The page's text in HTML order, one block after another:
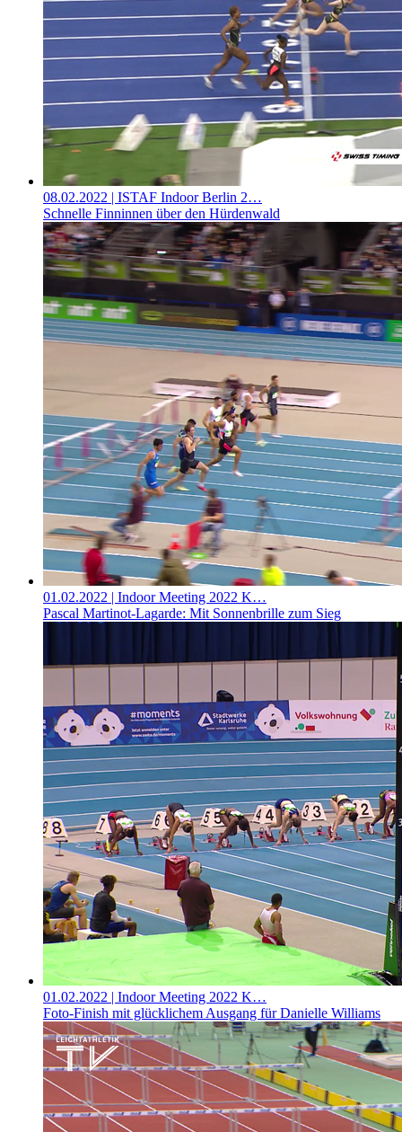
08.02.2022 | ISTAF Indoor Berlin 2…
Schnelle Finninnen über den Hürdenwald
01.02.2022 | Indoor Meeting 2022 K…
Pascal Martinot-Lagarde: Mit Sonnenbrille zum Sieg
01.02.2022 | Indoor Meeting 2022 K…
Foto-Finish mit glücklichem Ausgang für Danielle Williams